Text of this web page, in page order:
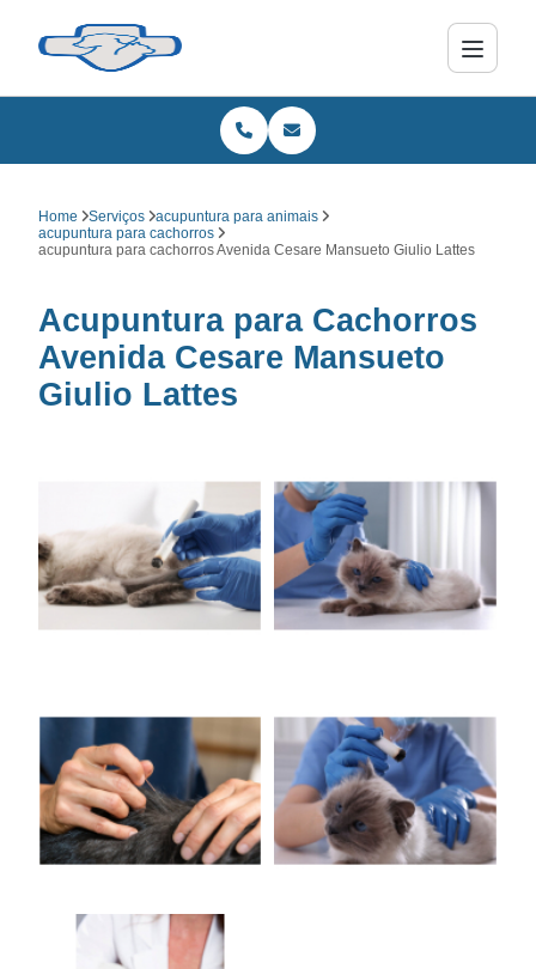
Home Serviços
acupuntura para animais
acupuntura para cachorros
acupuntura para cachorros Avenida Cesare Mansueto Giulio Lattes
Acupuntura para Cachorros
Avenida Cesare Mansueto
Giulio Lattes